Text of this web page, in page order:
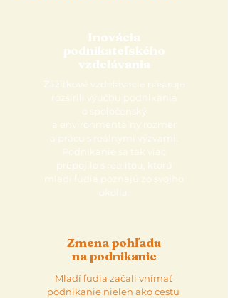
Inovácia
podnikateľského
vzdelávania
Zážitkové vzdelávacie nástroje
rozšírili výučbu podnikania
o spoločenský
a environmentálny rozmer
a prácu s reálnymi výzvami.
Podnikanie sa tak viac
prepojilo s realitou, ktorú
mladí ľudia poznajú zo svojho
okolia.
Zmena pohľadu
na podnikanie
Mladí ľudia začali vnímať
podnikanie nielen ako cestu